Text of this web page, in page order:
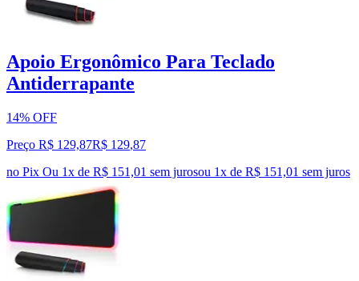
Apoio Ergonômico Para Teclado
Antiderrapante
14% OFF
Preço R$ 129,87R$ 129,87
no Pix Ou 1x de R$ 151,01 sem jurosou 1x de R$ 151,01 sem juros